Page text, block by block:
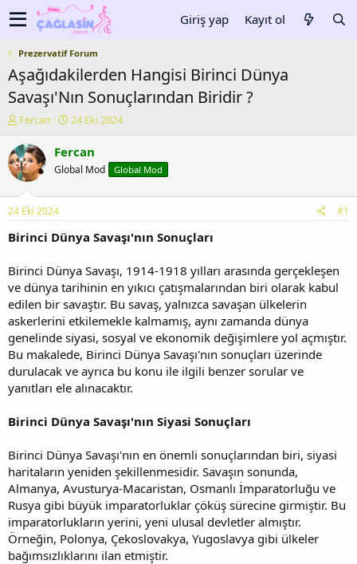
Giriş yap Kayıt ol
Prezervatif Forum
Aşağıdakilerden Hangisi Birinci Dünya
Savaşı'Nın Sonuçlarından Biridir ?
K
n
u
y
b
a
ş
t
a
n
Fercan
B
ş
l
a
ç
r
i
h
i
24 Eki 2024
Fercan
Global Mod Global Mod
24 Eki 2024 #1
Birinci Dünya Savaşı'nın Sonuçları
Birinci Dünya Savaşı, 1914-1918 yılları arasında gerçekleşen
ve dünya tarihinin en yıkıcı çatışmalarından biri olarak kabul
edilen bir savaştır. Bu savaş, yalnızca savaşan ülkelerin
askerlerini etkilemekle kalmamış, aynı zamanda dünya
genelinde siyasi, sosyal ve ekonomik değişimlere yol açmıştır.
Bu makalede, Birinci Dünya Savaşı'nın sonuçları üzerinde
durulacak ve ayrıca bu konu ile ilgili benzer sorular ve
yanıtları ele alınacaktır.
Birinci Dünya Savaşı'nın Siyasi Sonuçları
Birinci Dünya Savaşı'nın en önemli sonuçlarından biri, siyasi
haritaların yeniden şekillenmesidir. Savaşın sonunda,
Almanya, Avusturya-Macaristan, Osmanlı İmparatorluğu ve
Rusya gibi büyük imparatorluklar çöküş sürecine girmiştir. Bu
imparatorlukların yerini, yeni ulusal devletler almıştır.
Örneğin, Polonya, Çekoslovakya, Yugoslavya gibi ülkeler
bağımsızlıklarını ilan etmiştir.